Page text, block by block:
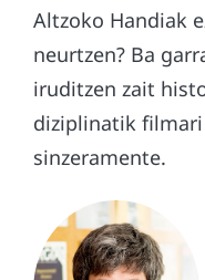
Altzoko Handiak
neurtzen? Ba
iruditzen zait
diziplinatik filmari
sinzeramente.